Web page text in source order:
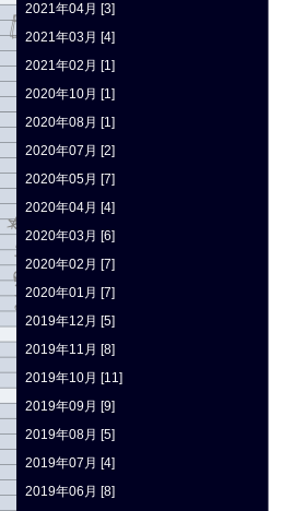
2021年04月 [3]
2021年03月 [4]
2021年02月 [1]
2020年10月 [1]
2020年08月 [1]
2020年07月 [2]
2020年05月 [7]
2020年04月 [4]
2020年03月 [6]
2020年02月 [7]
2020年01月 [7]
2019年12月 [5]
2019年11月 [8]
2019年10月 [11]
2019年09月 [9]
2019年08月 [5]
2019年07月 [4]
2019年06月 [8]